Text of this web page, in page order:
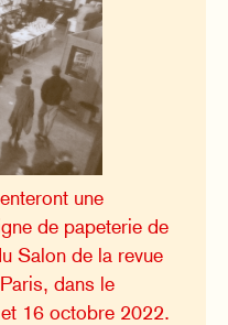
une
de papeterie de
Salon de la revue
dans le
16 octobre 2022.